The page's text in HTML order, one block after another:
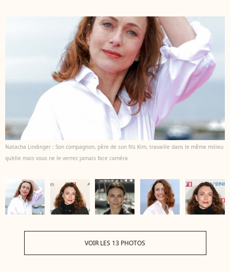
Natacha Lindinger : Son compagnon, père de son fils Kim, travaille dans le même milieu
qu'elle mais vous ne le verrez jamais face caméra
VOIR LES 13 PHOTOS